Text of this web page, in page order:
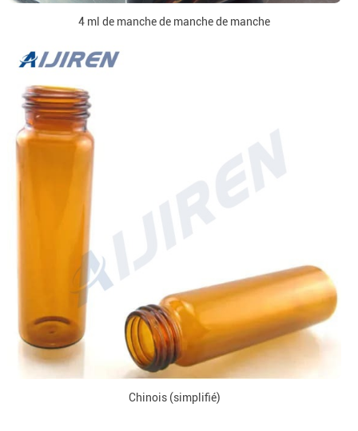
4 ml de manche de manche de manche
Chinois (simplifié)